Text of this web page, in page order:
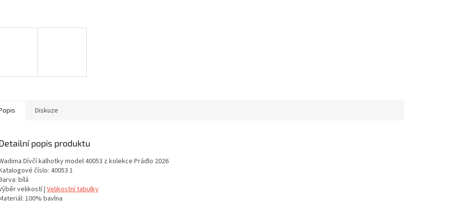
Diskuze
popis produktu
Dívčí kalhotky model 40053 z kolekce Prádlo 2026
číslo: 40053 1
bílá
velikostí |Velikostní tabulky
100% bavlna